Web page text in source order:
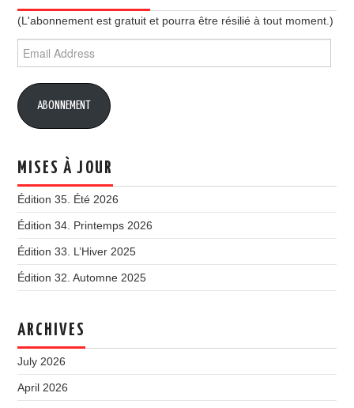
(L'abonnement est gratuit et pourra être résilié à tout moment.)
Address
ABONNEMENT
MISES À JOUR
Édition 35. Été 2026
Édition 34. Printemps 2026
Édition 33. L’Hiver 2025
Édition 32. Automne 2025
ARCHIVES
July 2026
April 2026